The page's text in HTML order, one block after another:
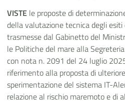
VISTE le proposte di
della valutazione tecnica degli
trasmesse dal Gabinetto del
le Politiche del mare alla
con nota n. 2091 del 24 luglio
riferimento alla proposta di
sperimentazione del sistema IT-
relazione al rischio maremoto e di